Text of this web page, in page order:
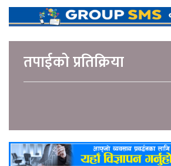
तपाईको प्रतिक्रिया